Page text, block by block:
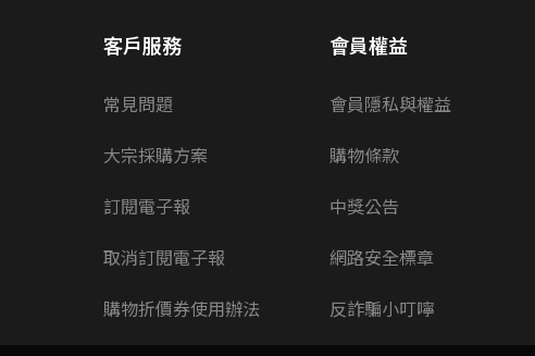
客戶服務
常見問題
大宗採購方案
訂閱電子報
取消訂閱電子報
購物折價券使用辦法
會員權益
會員隱私與權益
購物條款
中獎公告
網路安全標章
反詐騙小叮嚀